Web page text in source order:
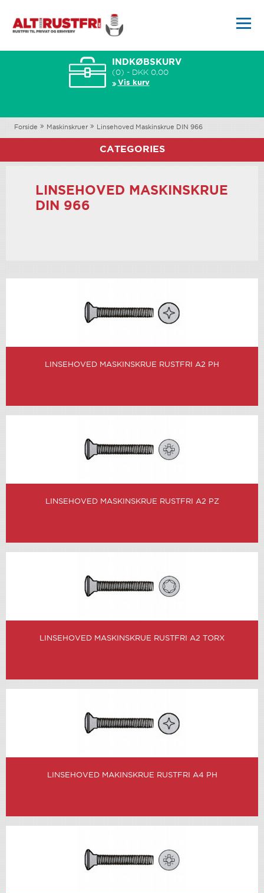
INDKØBSKURV
(0) - DKK 0,00
Vis kurv
Forside Maskinskruer Linsehoved Maskinskrue DIN 966
CATEGORIES
LINSEHOVED MASKINSKRUE
DIN 966
LINSEHOVED MASKINSKRUE RUSTFRI A2 PH
LINSEHOVED MASKINSKRUE RUSTFRI A2 PZ
LINSEHOVED MASKINSKRUE RUSTFRI A2 TORX
LINSEHOVED MAKINSKRUE RUSTFRI A4 PH